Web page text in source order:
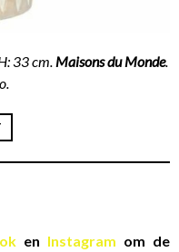
33 cm. Maisons du Monde.
en Instagram om de